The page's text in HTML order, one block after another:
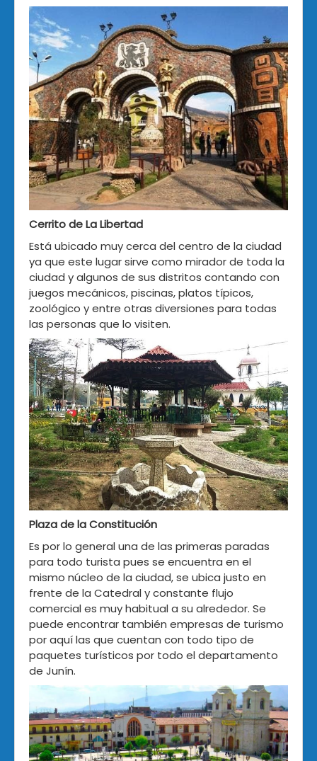
Cerrito de La Libertad
Está ubicado muy cerca del centro de la ciudad
ya que este lugar sirve como mirador de toda la
ciudad y algunos de sus distritos contando con
juegos mecánicos, piscinas, platos típicos,
zoológico y entre otras diversiones para todas
las personas que lo visiten.
Plaza de la Constitución
Es por lo general una de las primeras paradas
para todo turista pues se encuentra en el
mismo núcleo de la ciudad, se ubica justo en
frente de la Catedral y constante flujo
comercial es muy habitual a su alrededor. Se
puede encontrar también empresas de turismo
por aquí las que cuentan con todo tipo de
paquetes turísticos por todo el departamento
de Junín.